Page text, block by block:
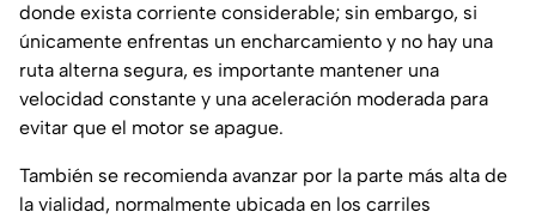
donde exista corriente considerable; sin embargo, si
únicamente enfrentas un encharcamiento y no hay una
ruta alterna segura, es importante mantener una
velocidad constante y una aceleración moderada para
evitar que el motor se apague.
También se recomienda avanzar por la parte más alta de
la vialidad, normalmente ubicada en los carriles